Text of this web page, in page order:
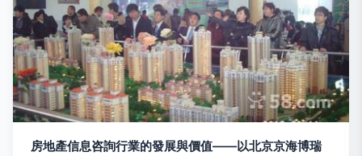
房地產信息咨詢行業的發展與價值——以北京京海博瑞